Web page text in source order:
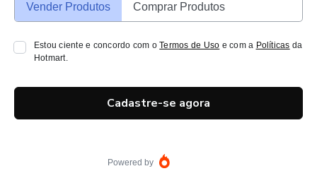
Vender Produtos Comprar Produtos
Estou ciente e concordo com oTermos de Uso e com a Políticas da
Hotmart.
Cadastre-se agora
Powered by